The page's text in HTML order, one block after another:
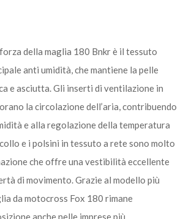
della maglia 180 Bnkr è il tessuto
anti umidità, che mantiene la pelle
e asciutta. Gli inserti di ventilazione in
la circolazione dell’aria, contribuendo
e alla regolazione della temperatura
e i polsini in tessuto a rete sono molto
che offre una vestibilità eccellente
di movimento. Grazie al modello più
da motocross Fox 180 rimane
anche nelle imprese più